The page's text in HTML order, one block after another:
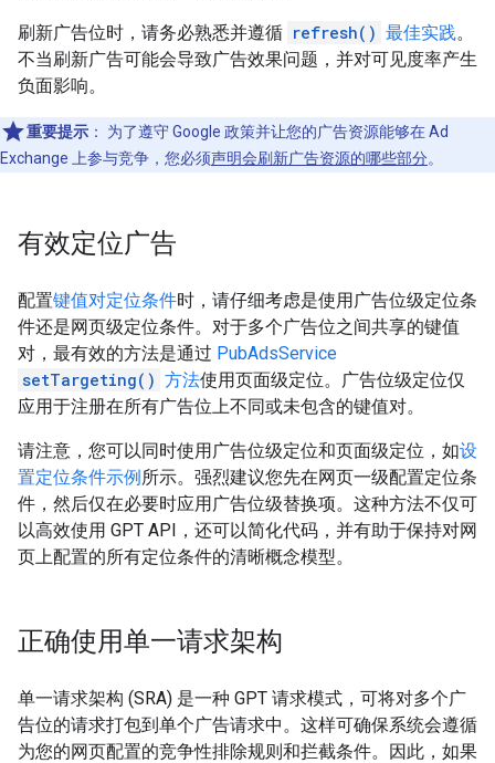
刷新广告位时，请务必熟悉并遵循 refresh() 最佳实践。
不当刷新广告可能会导致广告效果问题，并对可见度率产生
负面影响。
重要提示 ：
为了遵守 Google 政策并让您的广告资源能够在 Ad
Exchange 上参与竞争，您必须声明会刷新广告资源的哪些部分。
有效定位广告
配置键值对定位条件时，请仔细考虑是使用广告位级定位条
件还是网页级定位条件。对于多个广告位之间共享的键值
对，最有效的方法是通过 PubAdsService
setTargeting() 方法使用页面级定位。广告位级定位仅
应用于注册在所有广告位上不同或未包含的键值对。
请注意，您可以同时使用广告位级定位和页面级定位，如设
置定位条件示例所示。强烈建议您先在网页一级配置定位条
件，然后仅在必要时应用广告位级替换项。这种方法不仅可
以高效使用 GPT API，还可以简化代码，并有助于保持对网
页上配置的所有定位条件的清晰概念模型。
正确使用单一请求架构
单一请求架构 (SRA) 是一种 GPT 请求模式，可将对多个广
告位的请求打包到单个广告请求中。这样可确保系统会遵循
为您的网页配置的竞争性排除规则和拦截条件。因此，如果